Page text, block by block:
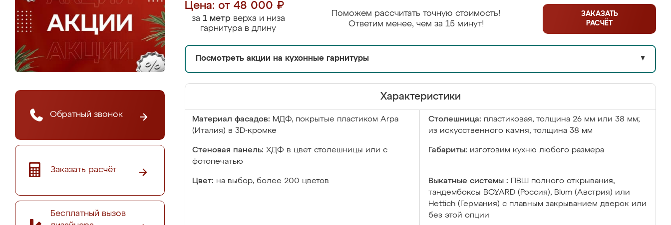
Обратный звонок
Заказать расчёт
Бесплатный вызов
Цена: от 48 000 ₽
за 1 метрверха и низа
гарнитура в длину
Поможем рассчитать точную стоимость!
Ответим менее, чем за 15 минут!
ЗАКАЗАТЬ
РАСЧЁТ
Посмотреть акции на кухонные гарнитуры ▼
Характеристики
Материал фасадов: МДФ, покрытые пластиком Arpa
(Италия) в 3D-кромке
Столешница: пластиковая, толщина 26 мм или 38 мм;
из искусственного камня, толщина 38 мм
Стеновая панель: ХДФ в цвет столешницы или с
фотопечатью
Габариты: изготовим кухню любого размера
Цвет: на выбор, более 200 цветов Выкатные системы :
ПВШ полного открывания,
тандембоксы BOYARD (Россия), Blum (Австрия) или
Hettich (Германия) с плавным закрыванием дверок или
без этой опции